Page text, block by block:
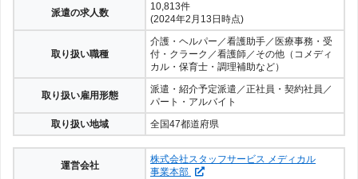
第24位
ヒューマンステージ
登録 7件
ソラジョブ医療事務
公式サイト
登録 1件
派遣の求人数
10,813件
(2024年2月13日時点)
取り扱い職種
介護・ヘルパー／看護助手／医療事務・受
付・クラーク／看護師／その他（コメディ
カル・保育士・調理補助など）
取り扱い雇用形態
派遣・紹介予定派遣／正社員・契約社員／
パート・アルバイト
取り扱い地域
全国47都道府県
運営会社
株式会社スタッフサービス メディカル
事業本部